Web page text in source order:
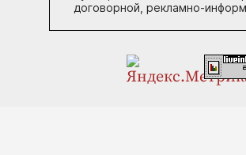
договорной, рекламно-